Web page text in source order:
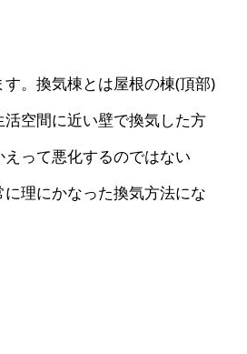
。換気棟とは屋根の棟(頂部)
空間に近い壁で換気した方
って悪化するのではない
理にかなった換気方法にな